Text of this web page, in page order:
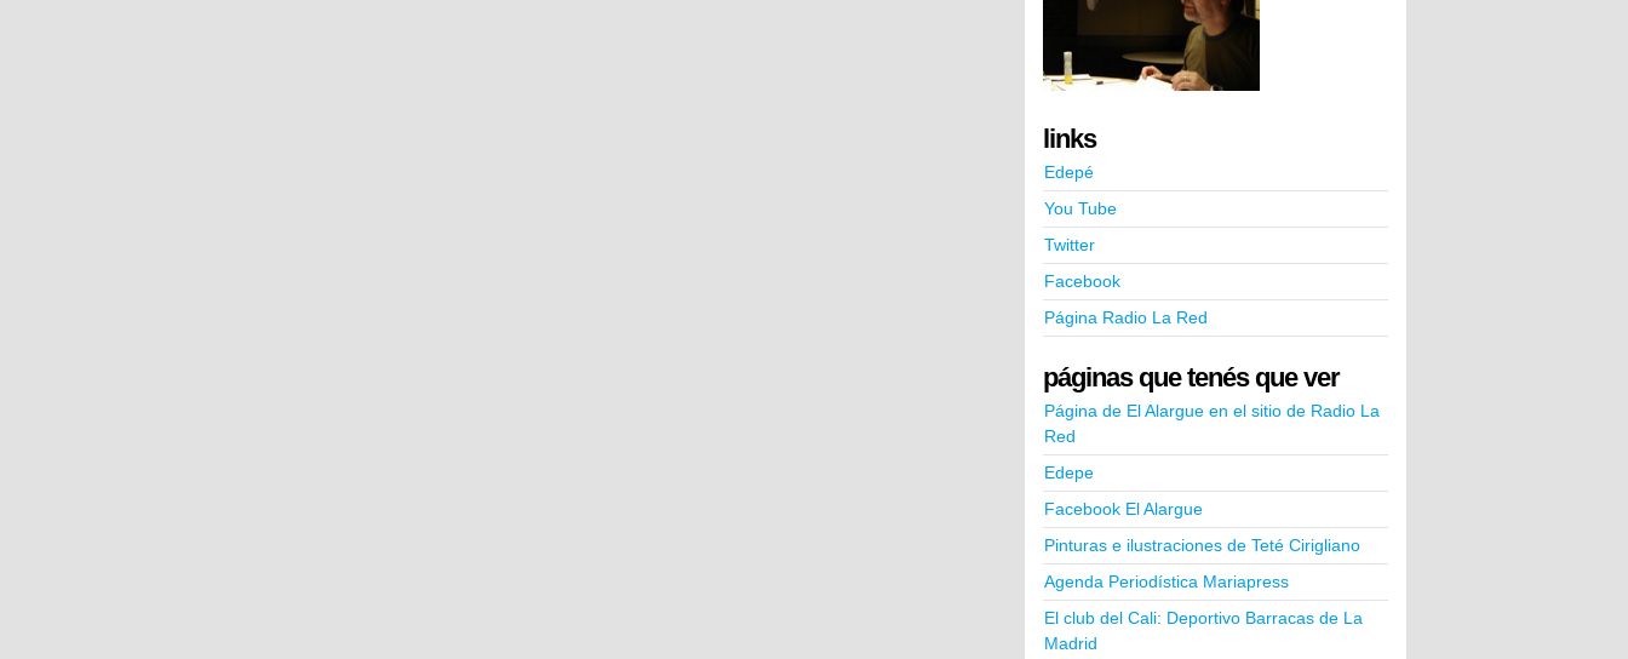
links
Edepé
You Tube
Twitter
Facebook
Página Radio La Red
páginas que tenés que ver
Página de El Alargue en el sitio de Radio La
Red
Edepe
Facebook El Alargue
Pinturas e ilustraciones de Teté Cirigliano
Agenda Periodística Mariapress
El club del Cali: Deportivo Barracas de La
Madrid